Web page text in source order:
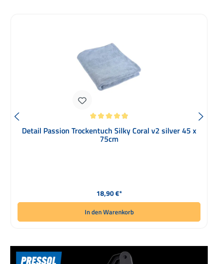
Durchschnittliche Bewertung von 4.95 von 5 Sternen
Detail Passion Trockentuch Silky Coral v2 silver 45 x
75cm
Regulärer Preis:
18,90 €*
In den Warenkorb